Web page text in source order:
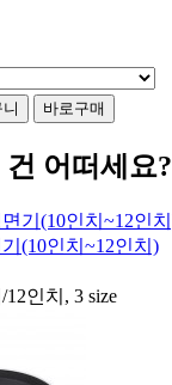
어떠세요?
(10인치~12인치)
인치, 3 size